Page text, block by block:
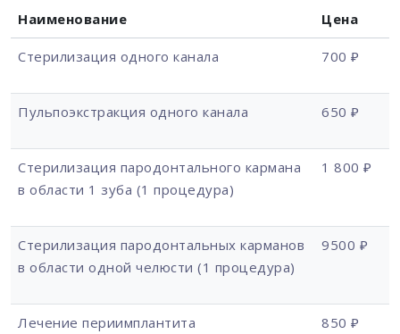
Наименование Цена
Стерилизация одного канала 700 ₽
Пульпоэкстракция одного канала 650 ₽
Стерилизация пародонтального кармана
в области 1 зуба (1 процедура)
1 800 ₽
Стерилизация пародонтальных карманов
в области одной челюсти (1 процедура)
9500 ₽
Лечение периимплантита 850 ₽